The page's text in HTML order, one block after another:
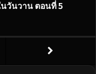
นวันวาน ตอนที่ 5